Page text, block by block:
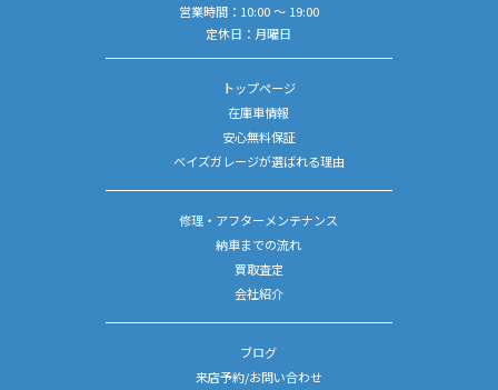
営業時間：10:00 ～ 19:00
定休日：月曜日
トップページ
在庫車情報
安心無料保証
ベイズガレージが選ばれる理由
修理・アフターメンテナンス
納車までの流れ
買取査定
会社紹介
ブログ
来店予約/お問い合わせ